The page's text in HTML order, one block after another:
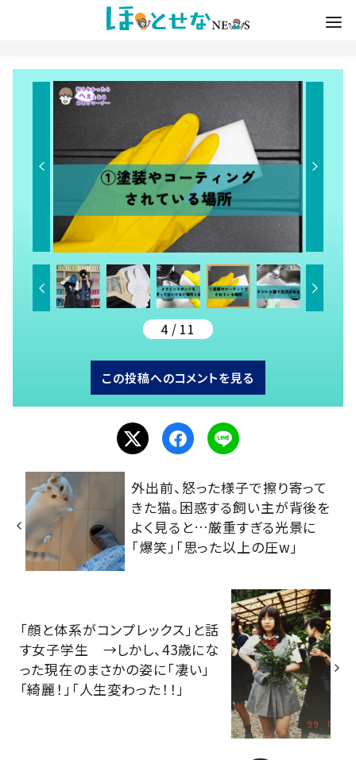
4 / 11
この投稿へのコメントを見る
外出前、怒った様子で擦り寄って
きた猫。困惑する飼い主が背後を
よく見ると…厳重すぎる光景に
「爆笑」「思った以上の圧w」
「顔と体系がコンプレックス」と話
す女子学生 →しかし、43歳にな
った現在のまさかの姿に「凄い」
「綺麗！」「人生変わった！！」